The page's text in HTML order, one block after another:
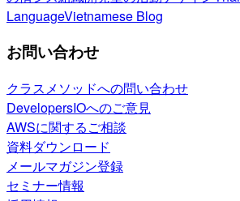
LanguageVietnamese Blog
お問い合わせ
クラスメソッドへの問い合わせ
DevelopersIOへのご意見
AWSに関するご相談
資料ダウンロード
メールマガジン登録
セミナー情報